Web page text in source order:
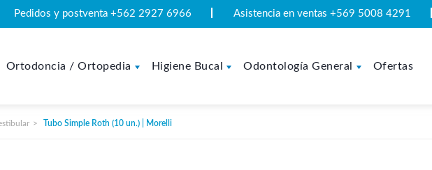
Pedidos y postventa +562 2927 6966 Asistencia en ventas +569 5008 4291
Ortodoncia / Ortopedia Higiene Bucal Odontología General Ofertas
Tubo Simple Roth (10 un.) | Morelli